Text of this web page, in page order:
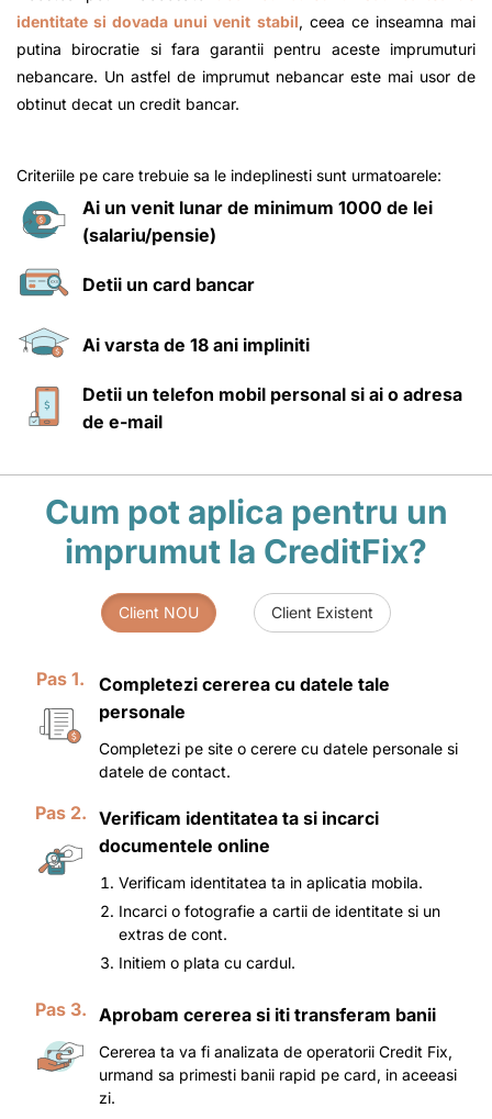
identitate si dovada unui venit stabil, ceea ce inseamna mai
putina birocratie si fara garantii pentru aceste imprumuturi
nebancare. Un astfel de imprumut nebancar este mai usor de
obtinut decat un credit bancar.
Criteriile pe care trebuie sa le indeplinesti sunt urmatoarele:
Ai un venit lunar de minimum 1000 de lei
(salariu/pensie)
Detii un card bancar
Ai varsta de 18 ani impliniti
Detii un telefon mobil personal si ai o adresa
de e-mail
Cum pot aplica pentru un
imprumut la CreditFix?
Client NOU Client Existent
Pas 1.
Completezi cererea cu datele tale
personale
Completezi pe site o cerere cu datele personale si
datele de contact.
Pas 2. Verificam identitatea ta si incarci
documentele online
Verificam identitatea ta in aplicatia mobila.
Incarci o fotografie a cartii de identitate si un
extras de cont.
Initiem o plata cu cardul.
Pas 3. Aprobam cererea si iti transferam banii
Cererea ta va fi analizata de operatorii Credit Fix,
urmand sa primesti banii rapid pe card, in aceeasi
zi.